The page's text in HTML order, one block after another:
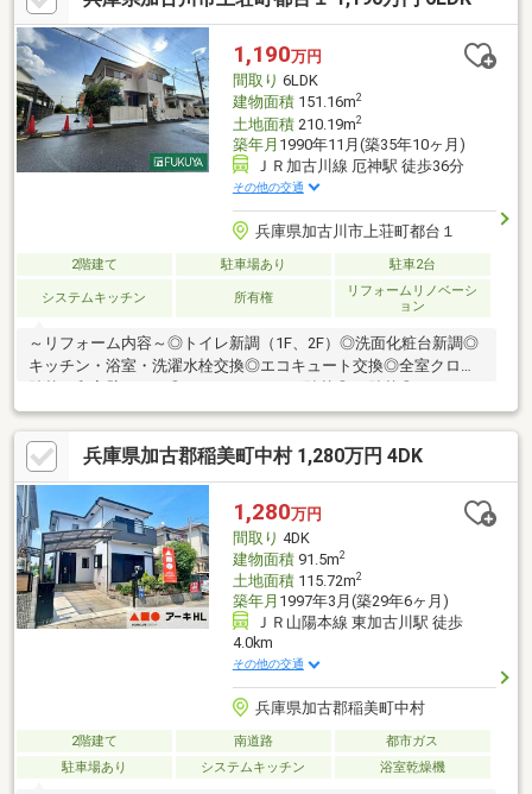
お気軽にご相談ください。【周辺施設】・加古川市立陵北小学校
まで約400ｍ（徒歩約5分）・加古川市立山手中学校まで約1600ｍ
（徒歩約20分）・ファミリーマート加古川新神野店まで約300ｍ
（徒歩約4
1,190万円
間取り 6LDK
建物面積151.16m2
土地面積210.19m2
築年月 1990年11月(築35年10ヶ月)
ＪＲ加古川線 厄神駅 徒歩36分
その他の交通
兵庫県加古川市上荘町都台１
2階建て 駐車場あり 駐車2台
システムキッチン 所有権
リフォームリノベーシ
ョン
～リフォーム内容～◎トイレ新調（1F、2F）◎洗面化粧台新調◎
キッチン・浴室・洗濯水栓交換◎エコキュート交換◎全室クロス
パネル貼（洗面・1Fトイレ）◎インターホン取付◎畳表替え、
襖・障子・網戸張替◎コンセントスイッチ交換◎防蟻工事◎外構
工事（駐車場増設工事）◎ハウスクリーニング◆部屋数・収納ス
ペースも豊富なお家◆前面道路幅員6ｍあり◆閑静な住宅地※司法
書士売主指定あり～ご見学希望受付中です！お気軽に福屋加古川
店『藤井（ふじい）』までお申し付けください ＴＥＬ：0120-
227-778～
兵庫県加古郡稲美町中村 1,280万円 4DK
1,280万円
間取り 4DK
建物面積91.5m2
土地面積115.72m2
築年月 1997年3月(築29年6ヶ月)
ＪＲ山陽本線 東加古川駅 徒歩
4.0km
その他の交通
兵庫県加古郡稲美町中村
2階建て 南道路
都市ガス
駐車場あり
システムキッチン 浴室乾燥機